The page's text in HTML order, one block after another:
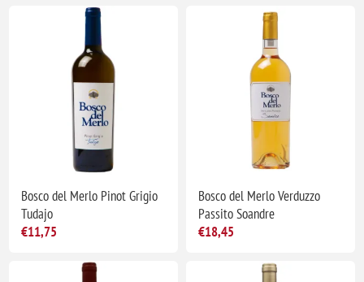
Bosco del Merlo Pinot Grigio
Tudajo
€11,75
Bosco del Merlo Verduzzo
Passito Soandre
€18,45